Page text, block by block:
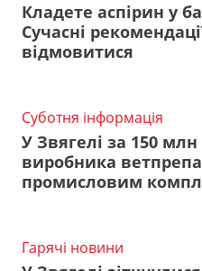
Кладете аспірин у
Сучасні
відмовитися
Суботня інформація
У Звягелі за 150
виробника
промисловим
Гарячі новини